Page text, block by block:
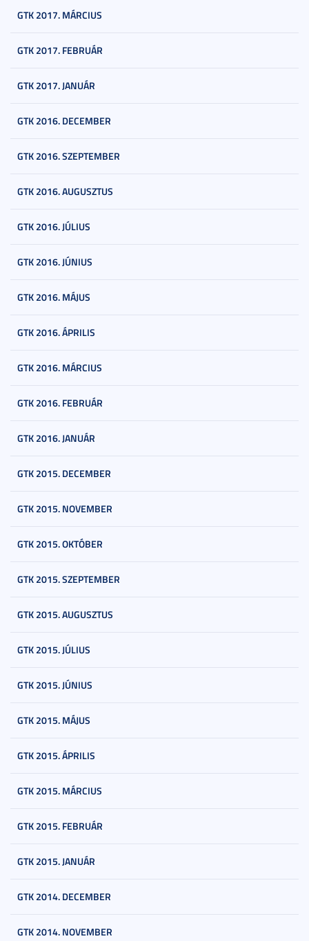
GTK 2017. MÁRCIUS
GTK 2017. FEBRUÁR
GTK 2017. JANUÁR
GTK 2016. DECEMBER
GTK 2016. SZEPTEMBER
GTK 2016. AUGUSZTUS
GTK 2016. JÚLIUS
GTK 2016. JÚNIUS
GTK 2016. MÁJUS
GTK 2016. ÁPRILIS
GTK 2016. MÁRCIUS
GTK 2016. FEBRUÁR
GTK 2016. JANUÁR
GTK 2015. DECEMBER
GTK 2015. NOVEMBER
GTK 2015. OKTÓBER
GTK 2015. SZEPTEMBER
GTK 2015. AUGUSZTUS
GTK 2015. JÚLIUS
GTK 2015. JÚNIUS
GTK 2015. MÁJUS
GTK 2015. ÁPRILIS
GTK 2015. MÁRCIUS
GTK 2015. FEBRUÁR
GTK 2015. JANUÁR
GTK 2014. DECEMBER
GTK 2014. NOVEMBER